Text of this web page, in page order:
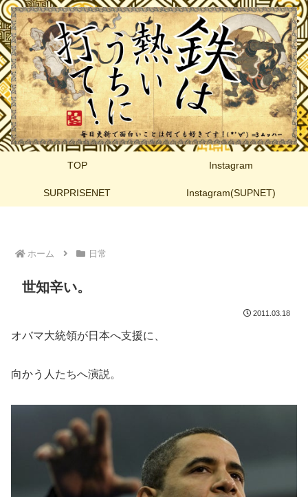
TOP Instagram
SURPRISENET Instagram(SUPNET)
ホーム 日常
世知辛い。
2011.03.18
オバマ大統領が日本へ支援に、
向かう人たちへ演説。